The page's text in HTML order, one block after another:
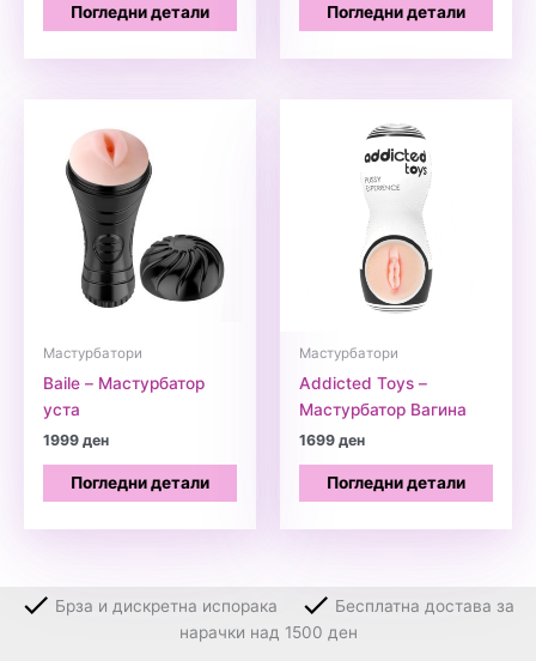
Погледни детали Погледни детали
Мастурбатори
Baile – Мастурбатор
уста
1999ден
Погледни детали
Мастурбатори
Addicted Toys –
Мастурбатор Вагина
1699ден
Погледни детали
Брза и дискретна испорака
Бесплатна достава за
нарачки над 1500 ден